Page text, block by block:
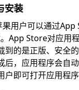
安装
用户可以通过App
App Store对应用
的是正版、安全的
后，应用程序会自
户即可打开应用程序